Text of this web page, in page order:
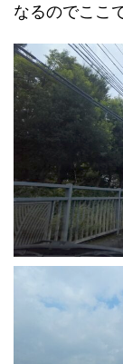
なるのでここ